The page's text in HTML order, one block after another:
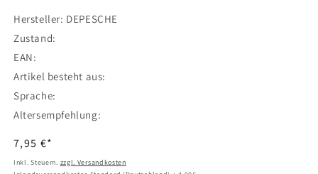
Hersteller: DEPESCHE
Zustand:
EAN:
Artikel besteht aus:
Sprache:
Altersempfehlung:
Normaler
Preis
7,95 €*
Inkl. Steuern. zzgl. Versandkosten